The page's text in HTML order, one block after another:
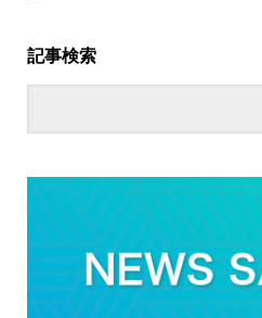
記事検索